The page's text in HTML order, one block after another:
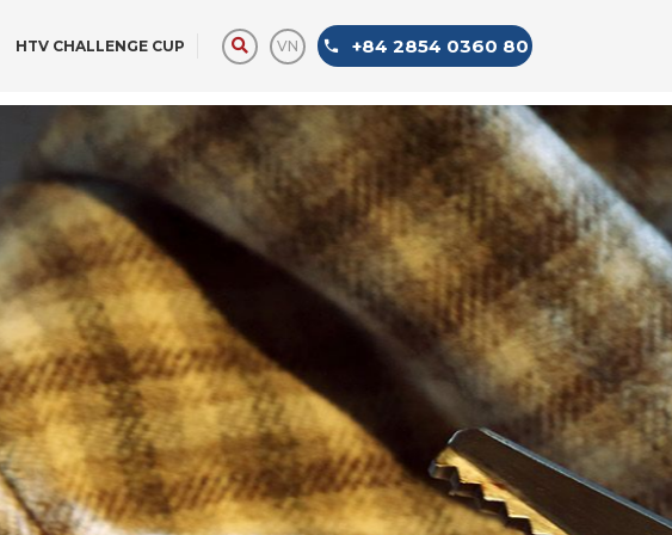
LIMOUSINE
HTV CHALLENGE CUP VN +84 2854 0360 80